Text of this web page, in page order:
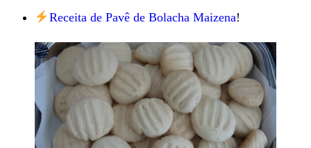
Receita de Pavê de Bolacha Maizena!